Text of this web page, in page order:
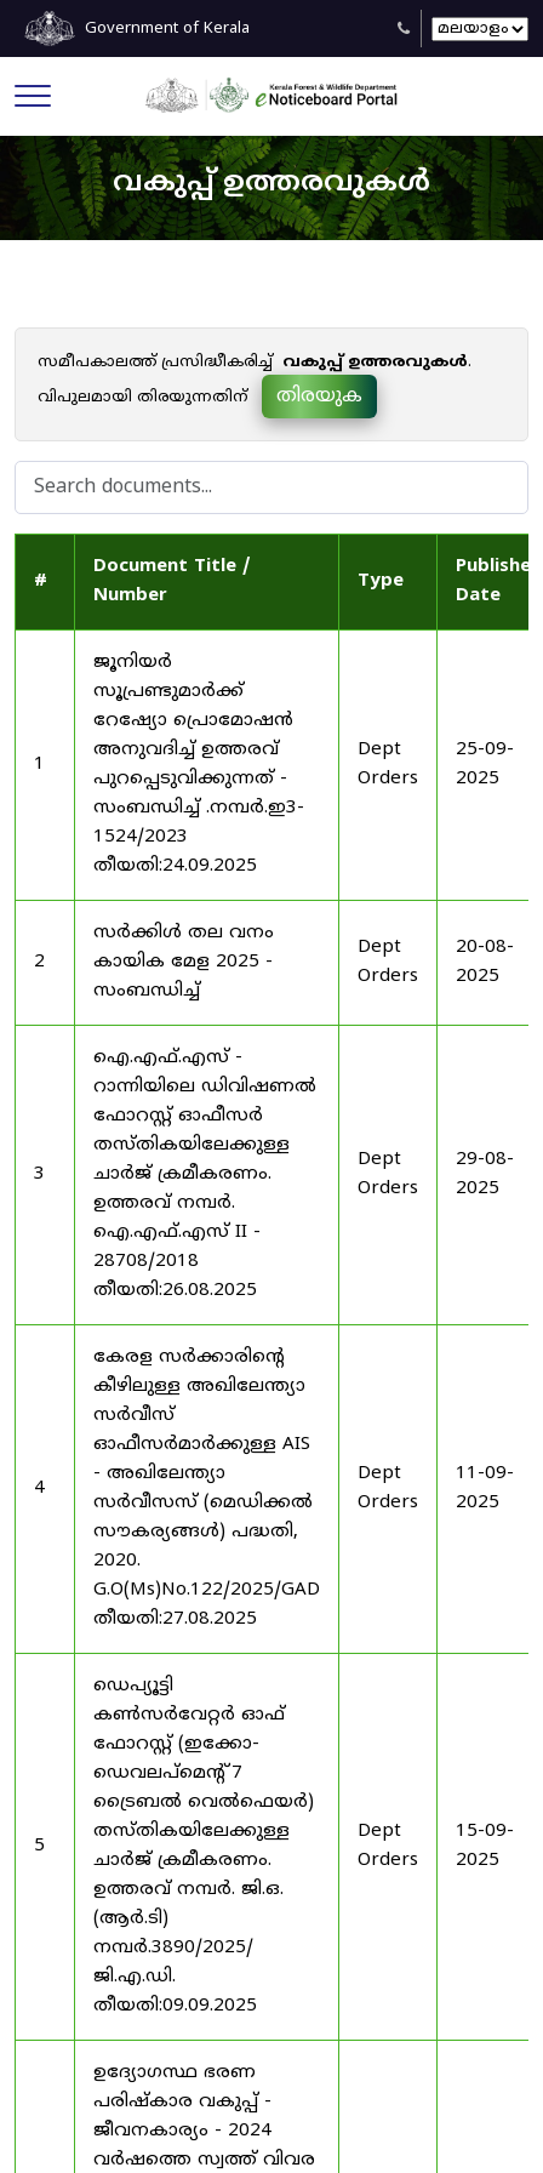
Government of Kerala
വകുപ്പ് ഉത്തരവുകൾ
സമീപകാലത്ത് പ്രസിദ്ധീകരിച്ച് വകുപ്പ് ഉത്തരവുകൾ.
വിപുലമായി തിരയുന്നതിന്
തിരയുക
#
Document Title /
Number
Type
Published
Date
1
ജൂനിയർ
സൂപ്രണ്ടുമാർക്ക്
റേഷ്യോ പ്രൊമോഷൻ
അനുവദിച്ച് ഉത്തരവ്
പുറപ്പെടുവിക്കുന്നത് -
സംബന്ധിച്ച് .നമ്പർ.ഇ3-
1524/2023
തീയതി:24.09.2025
Dept
Orders
25-09-
2025
2
സർക്കിൾ തല വനം
കായിക മേള 2025 -
സംബന്ധിച്ച്
Dept
Orders
20-08-
2025
3
ഐ.എഫ്.എസ് -
റാന്നിയിലെ ഡിവിഷണൽ
ഫോറസ്റ്റ് ഓഫീസർ
തസ്തികയിലേക്കുള്ള
ചാർജ് ക്രമീകരണം.
ഉത്തരവ് നമ്പർ.
ഐ.എഫ്.എസ് II -
28708/2018
തീയതി:26.08.2025
Dept
Orders
29-08-
2025
4
കേരള സർക്കാരിന്റെ
കീഴിലുള്ള അഖിലേന്ത്യാ
സർവീസ്
ഓഫീസർമാർക്കുള്ള AIS
- അഖിലേന്ത്യാ
സർവീസസ് (മെഡിക്കൽ
സൗകര്യങ്ങൾ) പദ്ധതി,
2020.
G.O(Ms)No.122/2025/GAD
തീയതി:27.08.2025
Dept
Orders
11-09-
2025
5
ഡെപ്യൂട്ടി
കൺസർവേറ്റർ ഓഫ്
ഫോറസ്റ്റ് (ഇക്കോ-
ഡെവലപ്മെന്റ് 7
ട്രൈബൽ വെൽഫെയർ)
തസ്തികയിലേക്കുള്ള
ചാർജ് ക്രമീകരണം.
ഉത്തരവ് നമ്പർ. ജി.ഒ.
(ആർ.ടി)
നമ്പർ.3890/2025/
ജി.എ.ഡി.
തീയതി:09.09.2025
Dept
Orders
15-09-
2025
ഉദ്യോഗസ്ഥ ഭരണ
പരിഷ്കാര വകുപ്പ് -
ജീവനകാര്യം - 2024
വർഷത്തെ സ്വത്ത് വിവര